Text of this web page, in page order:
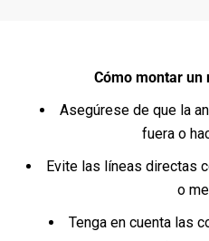
Cómo montar un
Asegúrese de que la
fuera o
Evite las líneas directas
o
Tenga en cuenta las